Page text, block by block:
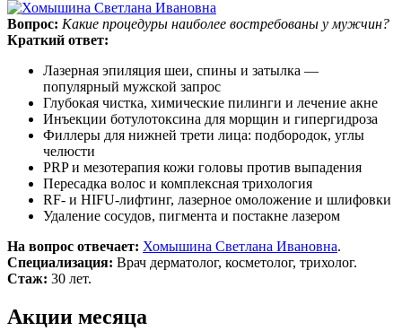
Вопрос: Какие процедуры наиболее востребованы у мужчин?
Краткий ответ:
Лазерная эпиляция шеи, спины и затылка —
популярный мужской запрос
Глубокая чистка, химические пилинги и лечение акне
Инъекции ботулотоксина для морщин и гипергидроза
Филлеры для нижней трети лица: подбородок, углы
челюсти
PRP и мезотерапия кожи головы против выпадения
Пересадка волос и комплексная трихология
RF- и HIFU-лифтинг, лазерное омоложение и шлифовки
Удаление сосудов, пигмента и постакне лазером
На вопрос отвечает: Хомышина Светлана Ивановна.
Специализация: Врач дерматолог, косметолог, трихолог.
Стаж: 30 лет.
Акции месяца